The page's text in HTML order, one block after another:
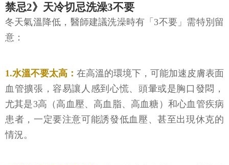
禁忌2》天冷切忌洗澡3不要
冬天氣溫降低，醫師建議洗澡時有「3不要」需特別留
意：
1.水溫不要太高： 在高溫的環境下，可能加速皮膚表面
血管擴張，容易讓人感到心慌、頭暈或是胸口發悶，
尤其是3高（高血壓、高血脂、高血糖）和心血管疾病
患者，一定要注意可能誘發低血壓、甚至出現休克的
情況。